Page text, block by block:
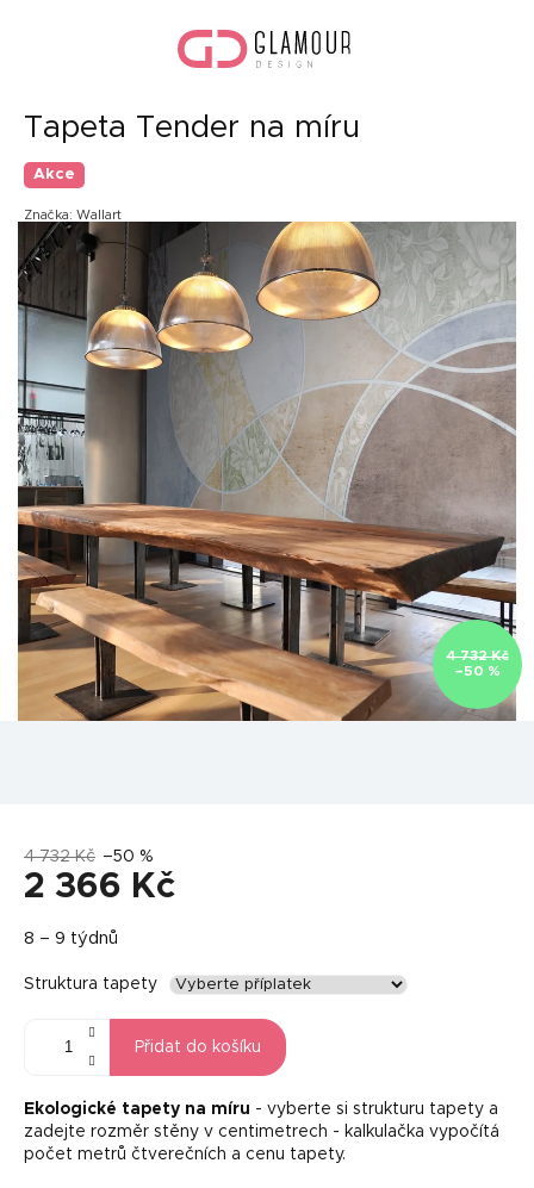
Tapeta Tender na míru
Akce
Značka: Wallart
4 732 Kč
–50 %
4 732 Kč –50 %
2 366 Kč
cena:
8 – 9 týdnů
Struktura tapety
Přidat do košíku
Ekologické tapety na míru - vyberte si strukturu tapety a
zadejte rozměr stěny v centimetrech - kalkulačka vypočítá
počet metrů čtverečních a cenu tapety.